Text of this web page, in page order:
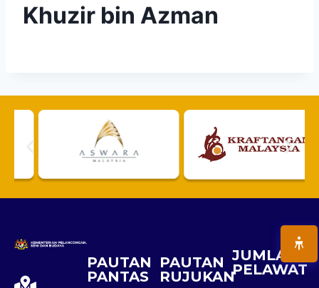
Khuzir bin Azman
PAUTAN
PANTAS
PAUTAN
RUJUKAN
JUMLAH
PELAWAT